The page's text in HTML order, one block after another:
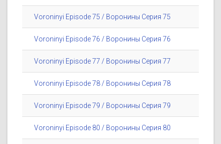
Voroninyi Episode 75 / Воронины Серия 75
Voroninyi Episode 76 / Воронины Серия 76
Voroninyi Episode 77 / Воронины Серия 77
Voroninyi Episode 78 / Воронины Серия 78
Voroninyi Episode 79 / Воронины Серия 79
Voroninyi Episode 80 / Воронины Серия 80